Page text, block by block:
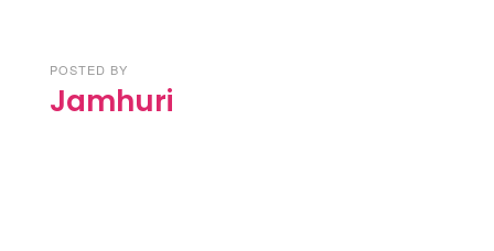
POSTED BY
Jamhuri